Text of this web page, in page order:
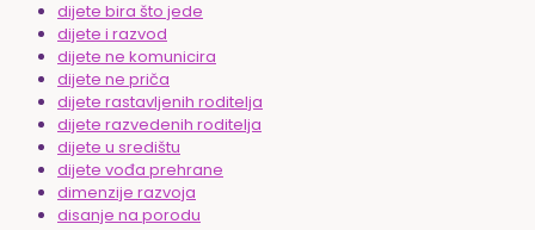
dijete bira što jede
dijete i razvod
dijete ne komunicira
dijete ne priča
dijete rastavljenih roditelja
dijete razvedenih roditelja
dijete u središtu
dijete vođa prehrane
dimenzije razvoja
disanje na porodu